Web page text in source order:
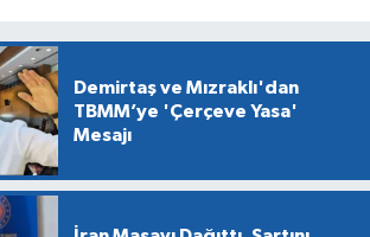
Demirtaş ve Mızraklı'dan
TBMM’ye 'Çerçeve Yasa'
Mesajı